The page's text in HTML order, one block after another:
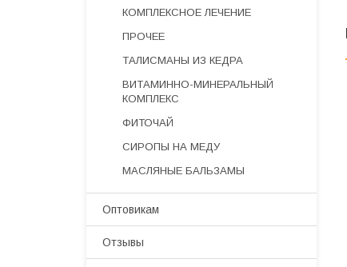
КОМПЛЕКСНОЕ ЛЕЧЕНИЕ
ПРОЧЕЕ
ТАЛИСМАНЫ ИЗ КЕДРА
ВИТАМИННО-МИНЕРАЛЬНЫЙ
КОМПЛЕКС
ФИТОЧАЙ
СИРОПЫ НА МЕДУ
МАСЛЯНЫЕ БАЛЬЗАМЫ
Оптовикам
Отзывы